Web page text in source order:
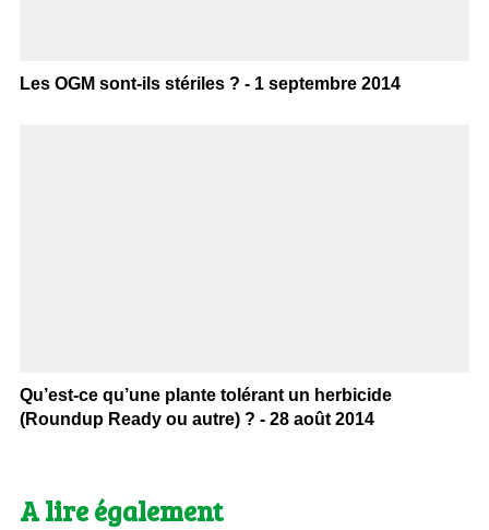
Les OGM sont-ils stériles ? - 1 septembre 2014
Qu’est-ce qu’une plante tolérant un herbicide
(Roundup Ready ou autre) ? - 28 août 2014
A lire également